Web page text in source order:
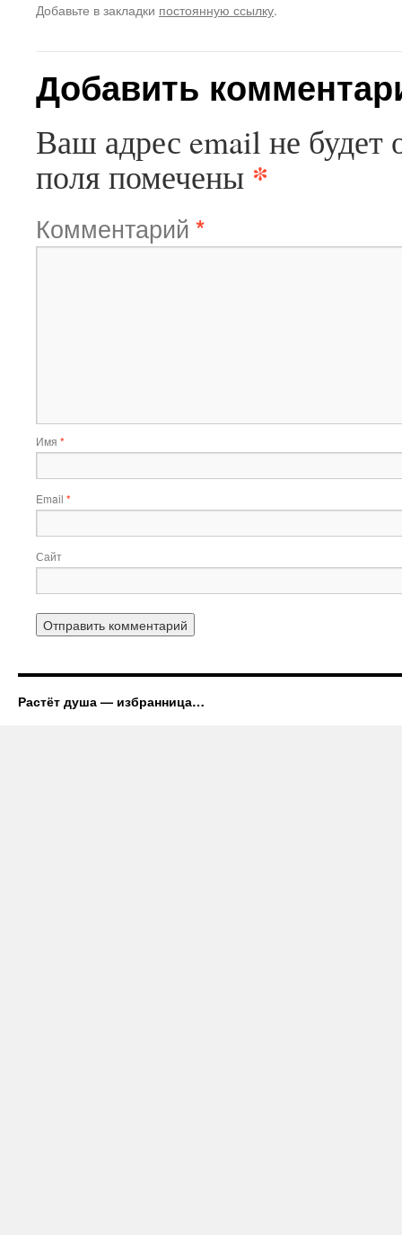
Добавьте в закладки постоянную ссылку.
Добавить
Ваш адрес email не будет
поля помечены *
Комментарий *
Имя *
Email *
Сайт
Растёт душа — избранница…